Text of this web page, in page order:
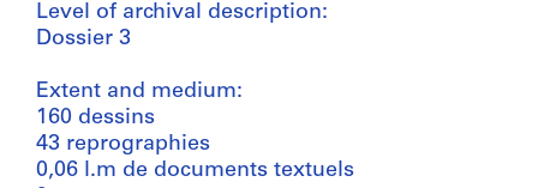
Level of archival description:
Dossier 3
Extent and medium:
160 dessins
43 reprographies
0,06 l.m de documents textuels